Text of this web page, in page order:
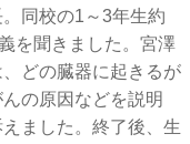
同校の1～3年生約
を聞きました。宮澤
どの臓器に起きるが
の原因などを説明
ました。終了後、生